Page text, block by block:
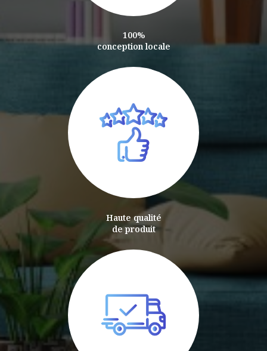
100%
conception locale
Haute qualité
de produit